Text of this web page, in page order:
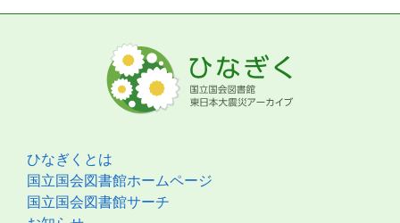
ひなぎくとは
国立国会図書館ホームページ
国立国会図書館サーチ